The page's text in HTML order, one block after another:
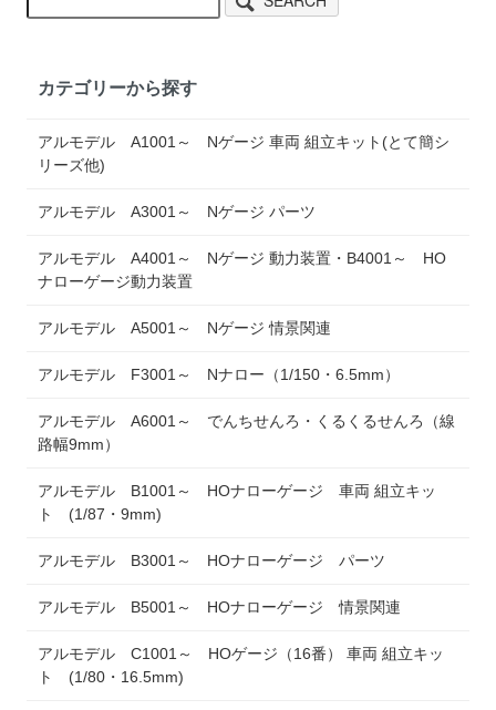
カテゴリーから探す
アルモデル A1001～ Nゲージ 車両 組立キット(とて簡シ
リーズ他)
アルモデル A3001～ Nゲージ パーツ
アルモデル A4001～ Nゲージ 動力装置・B4001～ HO
ナローゲージ動力装置
アルモデル A5001～ Nゲージ 情景関連
アルモデル F3001～ Nナロー（1/150・6.5mm）
アルモデル A6001～ でんちせんろ・くるくるせんろ（線
路幅9mm）
アルモデル B1001～ HOナローゲージ 車両 組立キッ
ト (1/87・9mm)
アルモデル B3001～ HOナローゲージ パーツ
アルモデル B5001～ HOナローゲージ 情景関連
アルモデル C1001～ HOゲージ（16番） 車両 組立キッ
ト (1/80・16.5mm)